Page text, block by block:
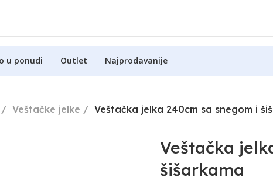
u ponudi Outlet Najprodavanije
Veštačke jelke Veštačka jelka 240cm sa snegom i
Veštačka
šišarkama